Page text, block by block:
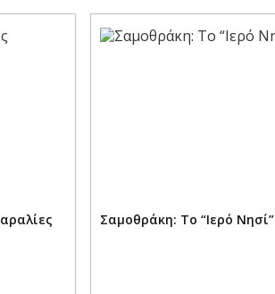
Σαμοθράκη: Το “Ιερό Νησί”